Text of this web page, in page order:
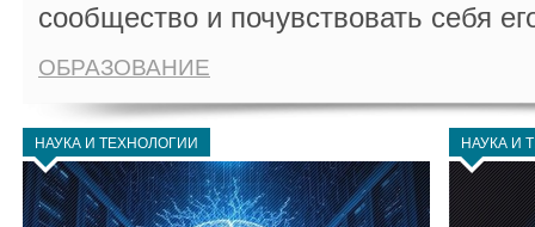
сообщество и почувствовать себя
ОБРАЗОВАНИЕ
НАУКА И ТЕХНОЛОГИИ НАУКА И